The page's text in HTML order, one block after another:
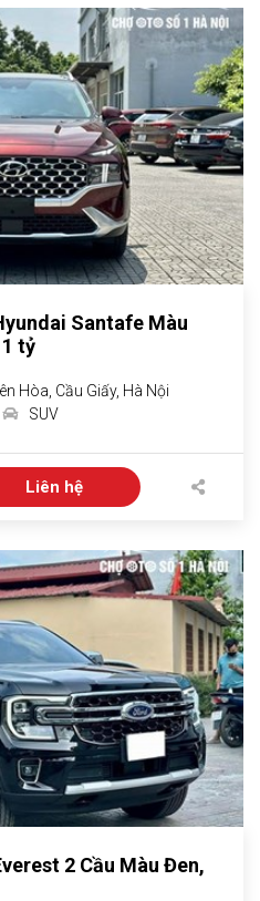
Santafe Màu
tỷ
Hòa, Cầu Giấy, Hà Nội
SUV
Liên hệ
2 Cầu Màu Đen,